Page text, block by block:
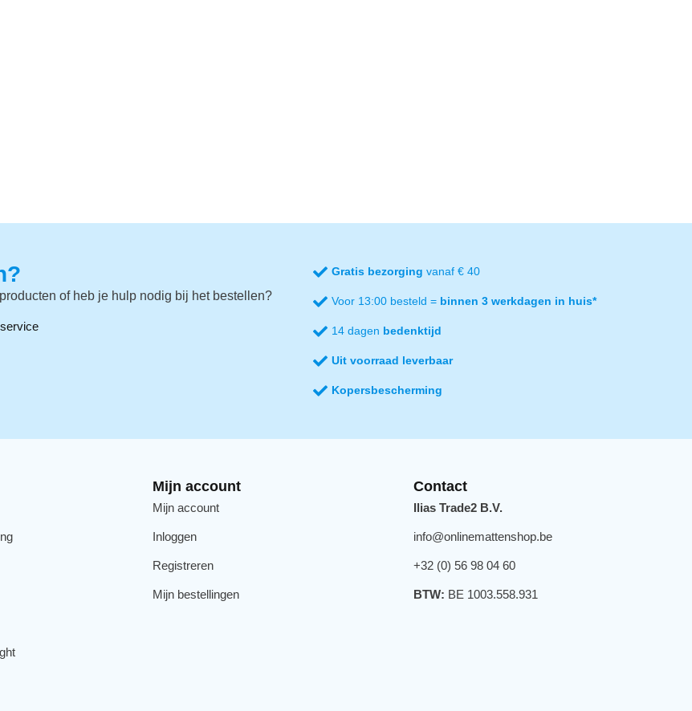
of heb je hulp nodig bij het bestellen?
Gratis bezorging vanaf € 40
Voor 13:00 besteld = binnen 3 werkdagen in huis*
14 dagen bedenktijd
Uit voorraad leverbaar
Kopersbescherming
Mijn account
Mijn account
Inloggen
Registreren
Mijn bestellingen
Contact
Ilias Trade2 B.V.
info@onlinemattenshop.be
+32 (0) 56 98 04 60
BTW: BE 1003.558.931